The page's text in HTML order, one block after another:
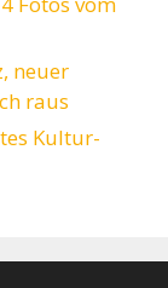
neuer
raus
Kultur-